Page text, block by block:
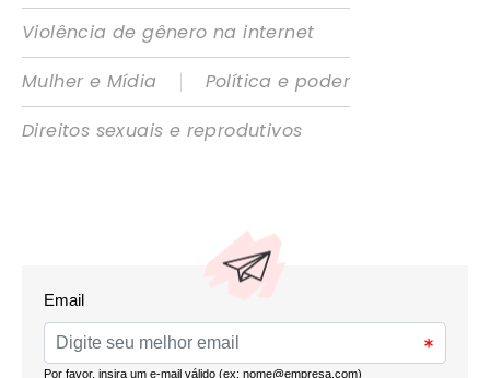
Violência de gênero na internet
Mulher e Mídia
|
Política e poder
Direitos sexuais e reprodutivos